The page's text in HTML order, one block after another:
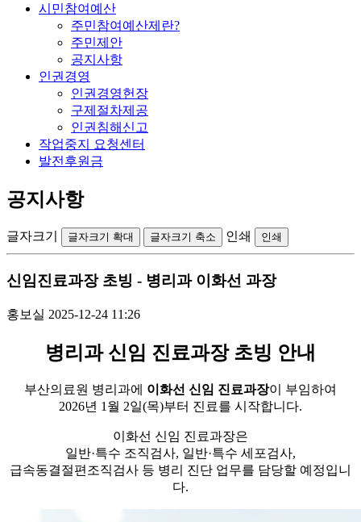
시민참여예산
주민참여예산제란?
주민제안
공지사항
인권경영
인권경영헌장
구제절차제공
인권침해신고
작업중지 요청센터
발전후원금
공지사항
글자크기 글자크기 확대 글자크기 축소 인쇄 인쇄
신임진료과장 초빙 - 병리과 이화선 과장
홍보실 2025-12-24 11:26
병리과 신임 진료과장 초빙 안내
부산의료원 병리과에 이화선 신임 진료과장이 부임하여
2026년 1월 2일(목)부터 진료를 시작합니다.
이화선 신임 진료과장은
일반·특수 조직검사, 일반·특수 세포검사,
급속동결절편조직검사 등 병리 진단 업무를 담당할 예정입니
다.